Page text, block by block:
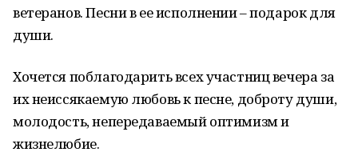
ветеранов. Песни в ее исполнении – подарок для
души.
Хочется поблагодарить всех участниц вечера за
их неиссякаемую любовь к песне, доброту души,
молодость, непередаваемый оптимизм и
жизнелюбие.